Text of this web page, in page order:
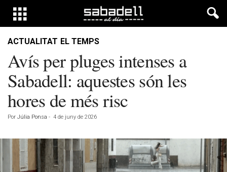
ACTUALITAT EL TEMPS
Avís per pluges intenses a
Sabadell: aquestes són les
hores de més risc
Por Júlia Ponsa - 4 de juny de 2026